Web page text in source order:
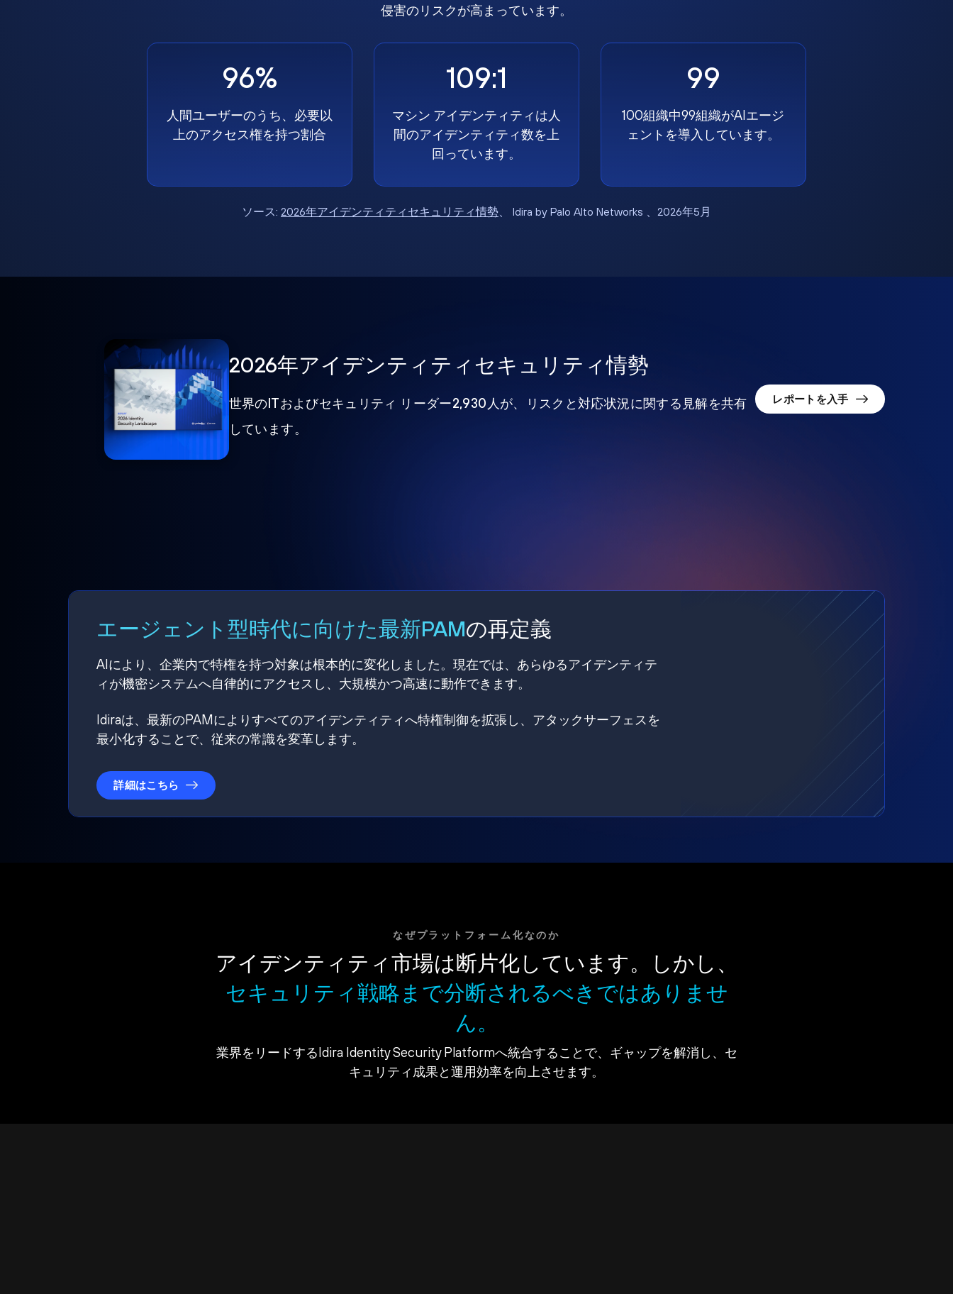
侵害のリスクが高まっています。
96%
人間ユーザーのうち、必要以
上のアクセス権を持つ割合
109:1
マシン アイデンティティは人
間のアイデンティティ数を上
回っています。
99
100組織中99組織がAIエージ
ェントを導入しています。
ソース: 2026年アイデンティティセキュリティ情勢、 Idira by Palo Alto Networks 、2026年5月
2026年アイデンティティセキュリティ情勢
世界のITおよびセキュリティ リーダー2,930人が、リスクと対応状況に関する見解を共有
しています。
レポートを入手
エージェント型時代に向けた最新PAMの再定義
AIにより、企業内で特権を持つ対象は根本的に変化しました。現在では、あらゆるアイデンティテ
ィが機密システムへ自律的にアクセスし、大規模かつ高速に動作できます。
Idiraは、最新のPAMによりすべてのアイデンティティへ特権制御を拡張し、アタックサーフェスを
最小化することで、従来の常識を変革します。
詳細はこちら
なぜプラットフォーム化なのか
アイデンティティ市場は断片化しています。しかし、
セキュリティ戦略まで分断されるべきではありませ
ん。
業界をリードするIdira Identity Security Platformへ統合することで、ギャップを解消し、セ
キュリティ成果と運用効率を向上させます。